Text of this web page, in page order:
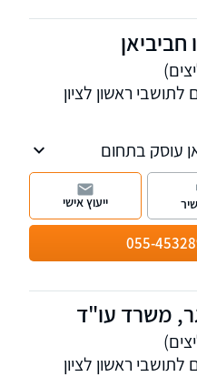
חביביאן
לתושבי ראשון לציון
עוסק בתחום
דיני משפחה ותביעות
055-
ייעוץ אישי
משרד עו"ד
לתושבי ראשון לציון